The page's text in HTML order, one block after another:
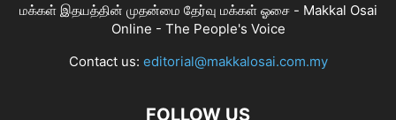
மக்கள் இதயத்தின் முதன்மை தேர்வு மக்கள் ஓசை - Makkal Osai
Online - The People's Voice
Contact us: editorial@makkalosai.com.my
FOLLOW US